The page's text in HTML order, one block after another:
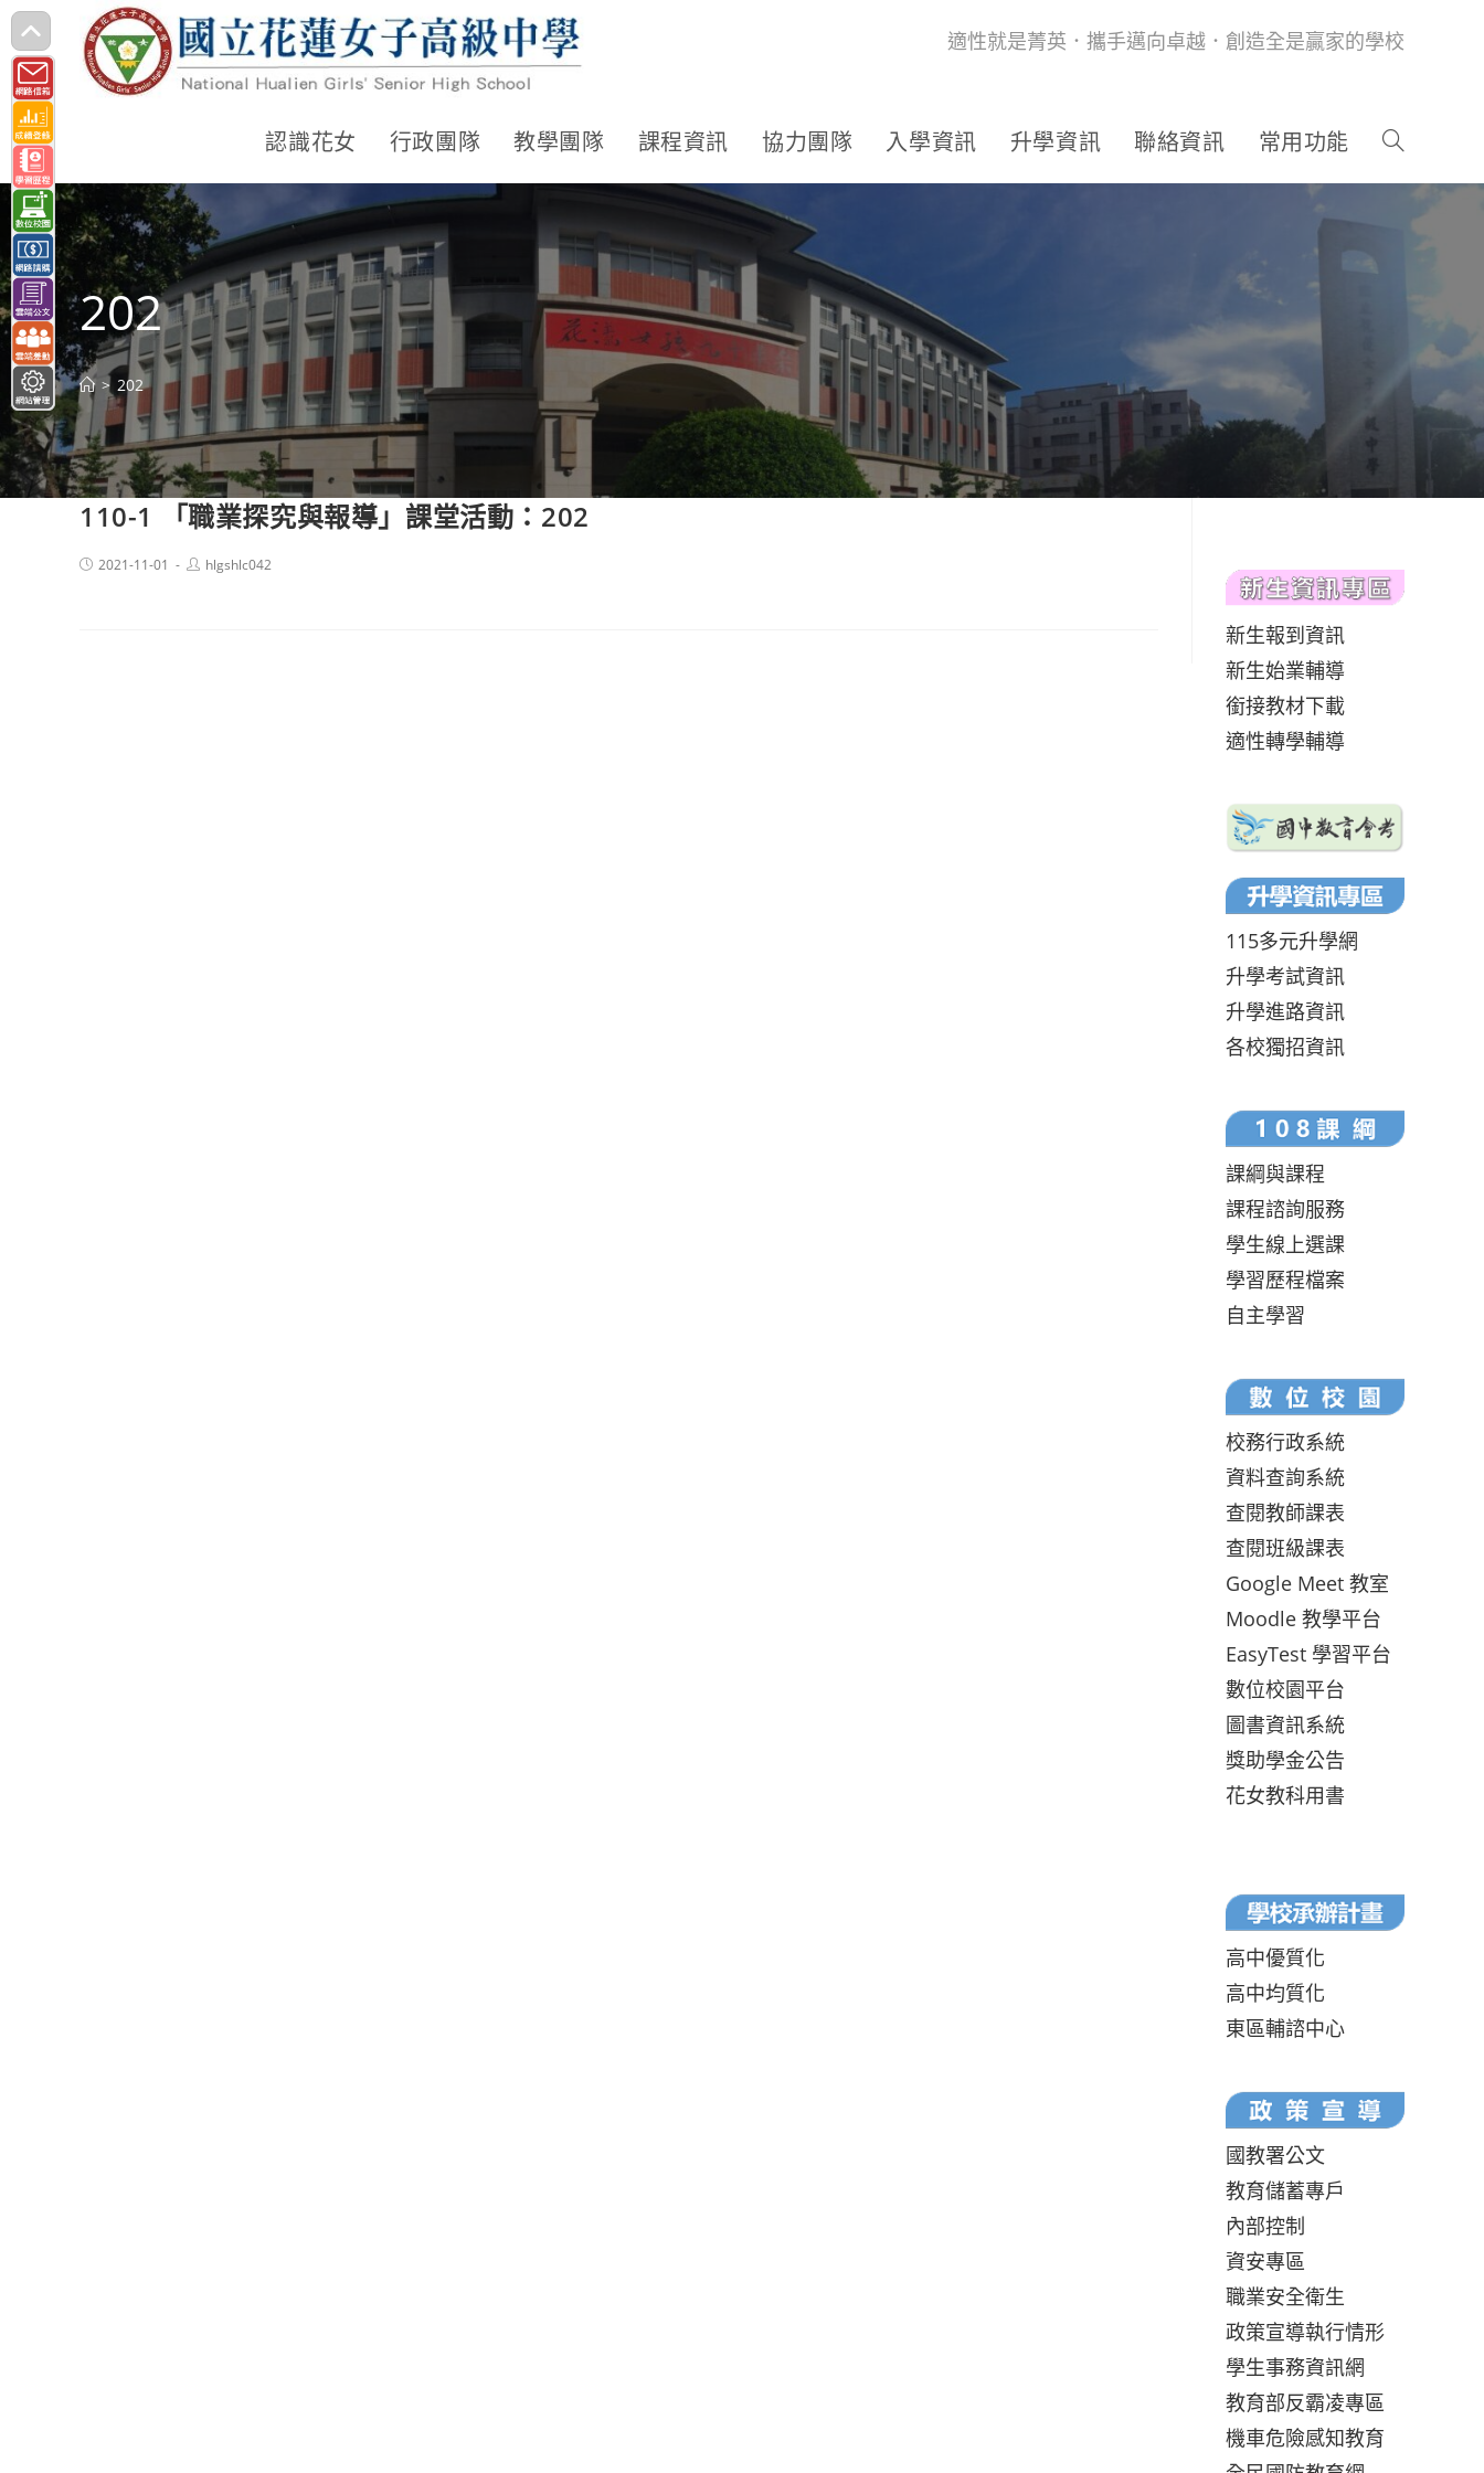
跳
轉
至
主
要
內
容
適性就是菁英．攜手邁向卓越．創造全是贏家的學校
認識花女 行政團隊 教學團隊 課程資訊 協力團隊 入學資訊 升學資訊 聯絡資訊 常用功能
202
> 202
110-1 「職業探究與報導」課堂活動：202
Post2021-11-01
Posthlgshlc042
新生報到資訊
新生始業輔導
銜接教材下載
適性轉學輔導
115多元升學網
升學考試資訊
升學進路資訊
各校獨招資訊
課綱與課程
課程諮詢服務
學生線上選課
學習歷程檔案
自主學習
校務行政系統
資料查詢系統
查閱教師課表
查閱班級課表
Google Meet 教室
Moodle 教學平台
EasyTest 學習平台
數位校園平台
圖書資訊系統
獎助學金公告
花女教科用書
高中優質化
高中均質化
東區輔諮中心
國教署公文
教育儲蓄專戶
內部控制
資安專區
職業安全衛生
政策宣導執行情形
學生事務資訊網
教育部反霸凌專區
機車危險感知教育